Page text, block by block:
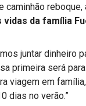
caminhão reboque,
da família
juntar dinheiro
primeira será
viagem em
dias no verão.”